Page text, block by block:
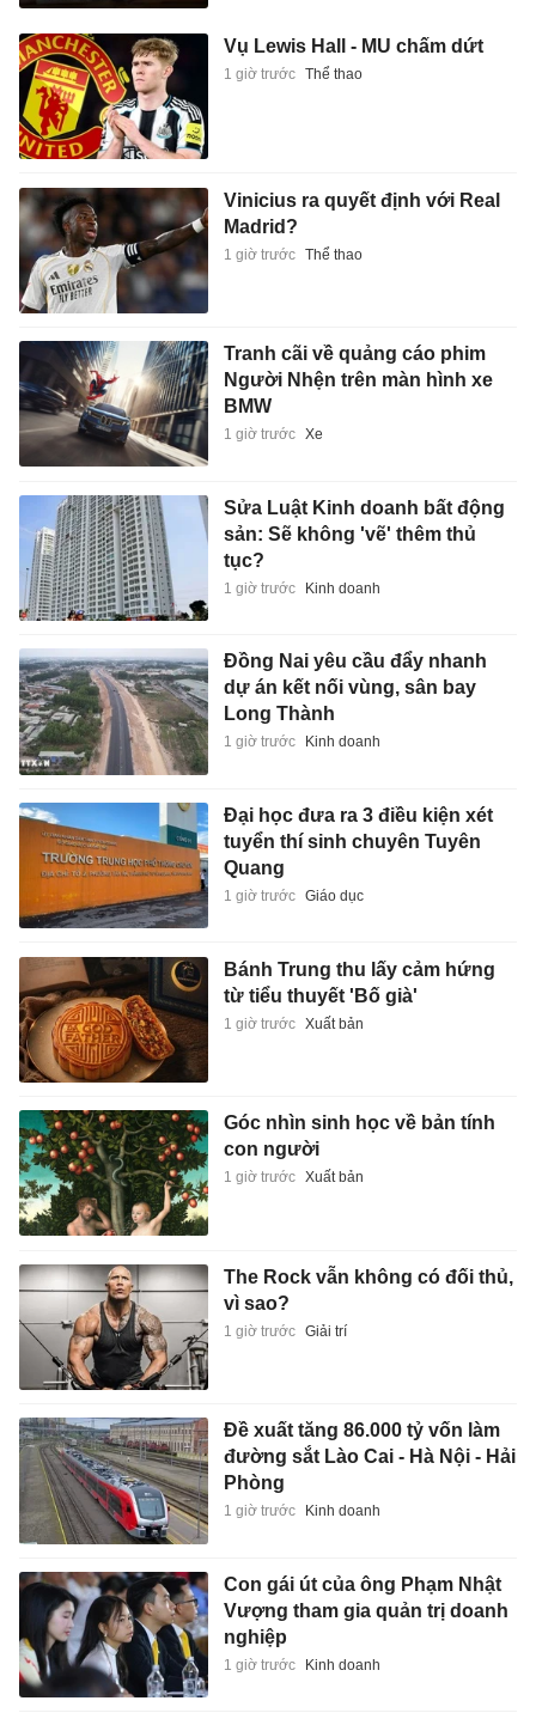
Vụ Lewis Hall - MU chấm dứt
1 giờ trước Thể thao
Vinicius ra quyết định với Real
Madrid?
1 giờ trước Thể thao
Tranh cãi về quảng cáo phim
Người Nhện trên màn hình xe
BMW
1 giờ trước Xe
Sửa Luật Kinh doanh bất động
sản: Sẽ không 'vẽ' thêm thủ
tục?
1 giờ trước Kinh doanh
Đồng Nai yêu cầu đẩy nhanh
dự án kết nối vùng, sân bay
Long Thành
1 giờ trước Kinh doanh
Đại học đưa ra 3 điều kiện xét
tuyển thí sinh chuyên Tuyên
Quang
1 giờ trước Giáo dục
Bánh Trung thu lấy cảm hứng
từ tiểu thuyết 'Bố già'
1 giờ trước Xuất bản
Góc nhìn sinh học về bản tính
con người
1 giờ trước Xuất bản
The Rock vẫn không có đối thủ,
vì sao?
1 giờ trước Giải trí
Đề xuất tăng 86.000 tỷ vốn làm
đường sắt Lào Cai - Hà Nội - Hải
Phòng
1 giờ trước Kinh doanh
Con gái út của ông Phạm Nhật
Vượng tham gia quản trị doanh
nghiệp
1 giờ trước Kinh doanh